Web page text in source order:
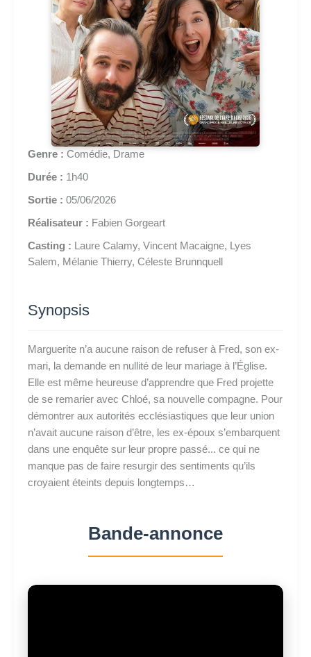
Genre : Comédie, Drame
Durée : 1h40
Sortie : 05/06/2026
Réalisateur : Fabien Gorgeart
Casting : Laure Calamy, Vincent Macaigne, Lyes
Salem, Mélanie Thierry, Céleste Brunnquell
Synopsis
Marguerite n’a aucune raison de refuser à Fred, son ex-
mari, la demande en nullité de leur mariage à l’Église.
Elle est même heureuse d’apprendre que Fred projette
de se remarier avec Chloé, sa nouvelle compagne. Pour
démontrer aux autorités ecclésiastiques que leur union
n’avait aucune raison d’être, les ex-époux s’embarquent
dans une enquête sur leur propre passé... ce qui ne
manque pas de faire resurgir des sentiments qu’ils
croyaient éteints depuis longtemps…
Bande-annonce